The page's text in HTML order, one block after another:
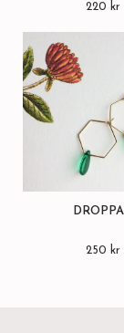
220 kr
250 kr